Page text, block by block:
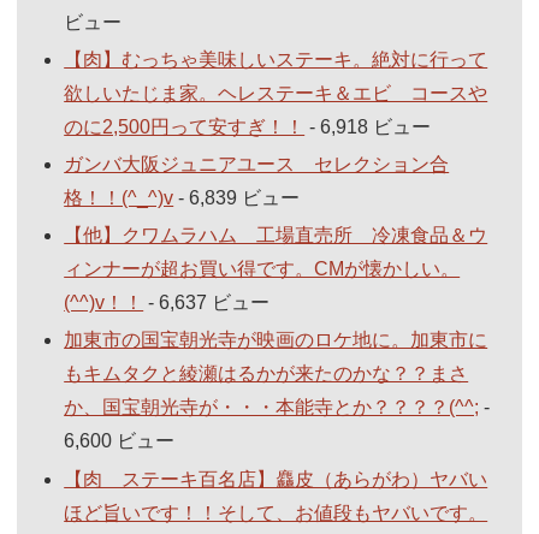
ビュー
【肉】むっちゃ美味しいステーキ。絶対に行って
欲しいたじま家。ヘレステーキ＆エビ コースや
のに2,500円って安すぎ！！
- 6,918 ビュー
ガンバ大阪ジュニアユース セレクション合
格！！(^_^)v - 6,839 ビュー
【他】クワムラハム 工場直売所 冷凍食品＆ウ
ィンナーが超お買い得です。CMが懐かしい。
(^^)v！！
- 6,637 ビュー
加東市の国宝朝光寺が映画のロケ地に。加東市に
もキムタクと綾瀬はるかが来たのかな？？まさ
か、国宝朝光寺が・・・本能寺とか？？？？(^^; -
6,600 ビュー
【肉 ステーキ百名店】麤皮（あらがわ）ヤバい
ほど旨いです！！そして、お値段もヤバいです。